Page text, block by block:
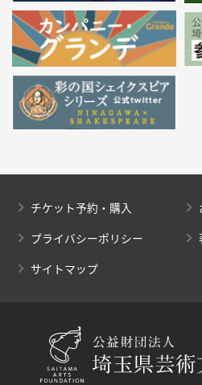
チケット予約・購入
プライバシーポリシー
サイトマップ